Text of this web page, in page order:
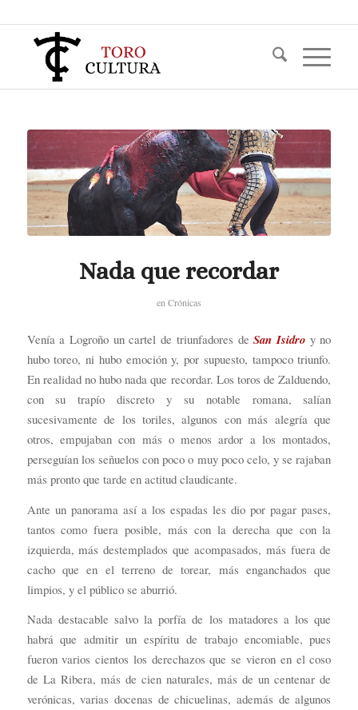
Nada que recordar
en Crónicas
Venía a Logroño un cartel de triunfadores deSan Isidroy no
hubo toreo, ni hubo emoción y, por supuesto, tampoco triunfo.
En realidad no hubo nada que recordar. Los toros de Zalduendo,
con su trapío discreto y su notable romana, salían
sucesivamente de los toriles, algunos con más alegría que
otros, empujaban con más o menos ardor a los montados,
perseguían los señuelos con poco o muy poco celo, y se rajaban
más pronto que tarde en actitud claudicante.
Ante un panorama así a los espadas les dio por pagar pases,
tantos como fuera posible, más con la derecha que con la
izquierda, más destemplados que acompasados, más fuera de
cacho que en el terreno de torear, más enganchados que
limpios, y el público se aburrió.
Nada destacable salvo la porfía de los matadores a los que
habrá que admitir un espíritu de trabajo encomiable, pues
fueron varios cientos los derechazos que se vieron en el coso
de La Ribera, más de cien naturales, más de un centenar de
verónicas, varias docenas de chicuelinas, además de algunos